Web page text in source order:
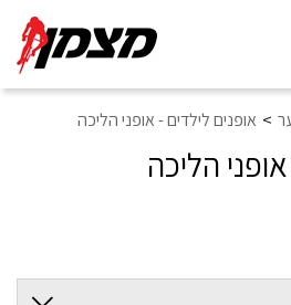
אופנים לילדים - אופני הליכה
הליכה